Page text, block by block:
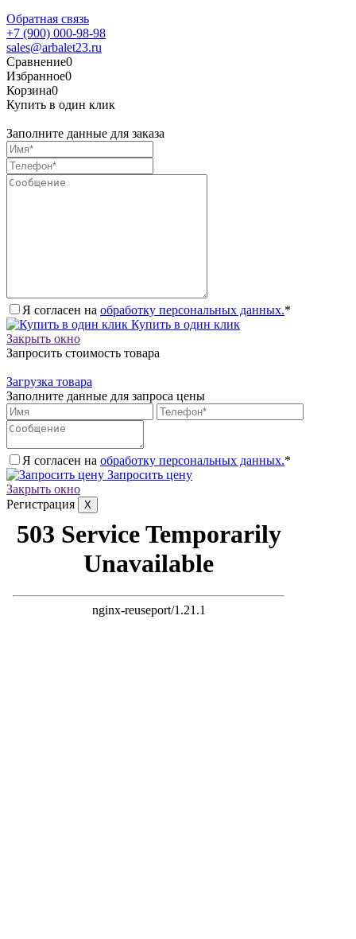
Обратная связь
+7 (900) 000-98-98
sales@arbalet23.ru
Сравнение0
Избранное0
Корзина0
Купить в один клик
Заполните данные для заказа
Я согласен на обработку персональных данных.*
Купить в один клик
Закрыть окно
Запросить стоимость товара
Загрузка товара
Заполните данные для запроса цены
Я согласен на обработку персональных данных.*
Запросить цену
Закрыть окно
Регистрация
X